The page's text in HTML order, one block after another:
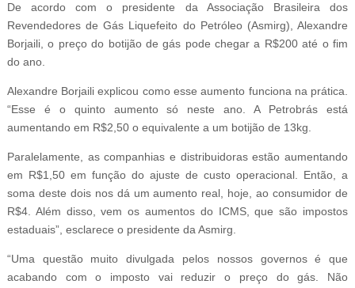
De acordo com o presidente da Associação Brasileira dos
Revendedores de Gás Liquefeito do Petróleo (Asmirg), Alexandre
Borjaili, o preço do botijão de gás pode chegar a R$200 até o fim
do ano.
Alexandre Borjaili explicou como esse aumento funciona na prática.
“Esse é o quinto aumento só neste ano. A Petrobrás está
aumentando em R$2,50 o equivalente a um botijão de 13kg.
Paralelamente, as companhias e distribuidoras estão aumentando
em R$1,50 em função do ajuste de custo operacional. Então, a
soma deste dois nos dá um aumento real, hoje, ao consumidor de
R$4. Além disso, vem os aumentos do ICMS, que são impostos
estaduais”, esclarece o presidente da Asmirg.
“Uma questão muito divulgada pelos nossos governos é que
acabando com o imposto vai reduzir o preço do gás. Não